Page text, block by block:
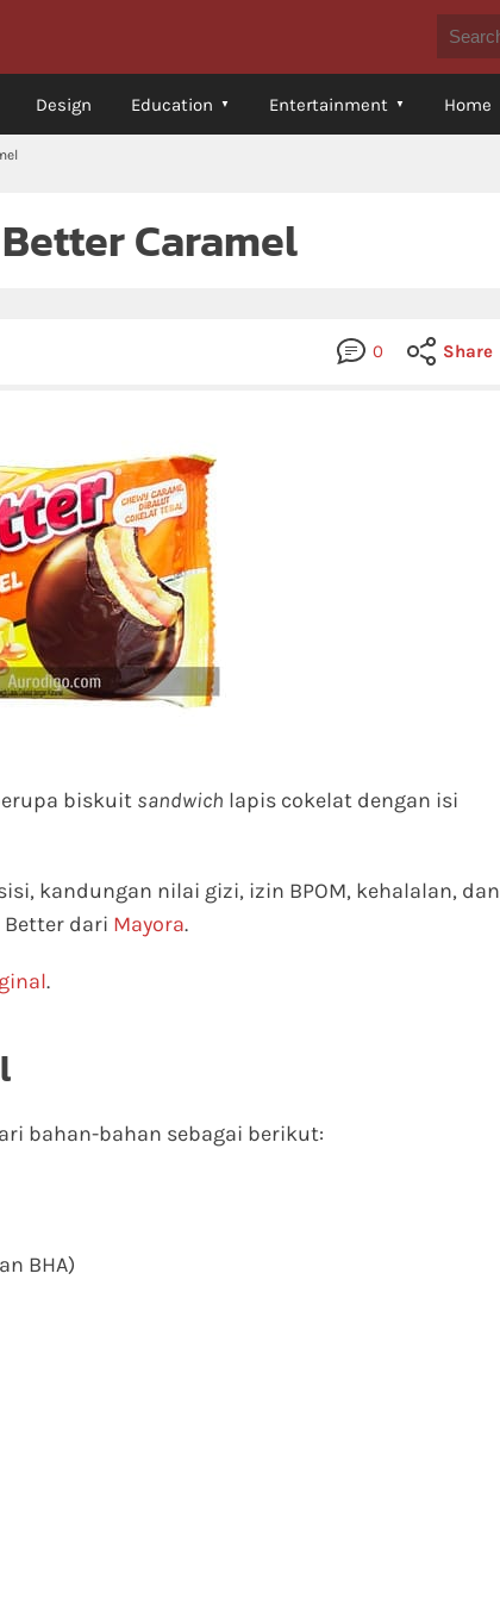
Design Education Entertainment Home
Caramel
0 Share
biskuit sandwich lapis cokelat dengan isi
kandungan nilai gizi, izin BPOM, kehalalan, dan
dari Mayora.
.
bahan-bahan sebagai berikut:
BHA)